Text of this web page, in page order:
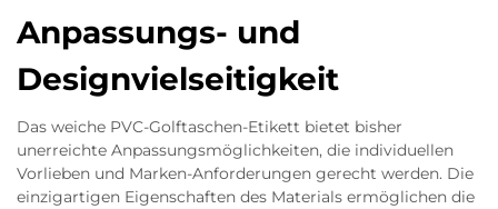
Anpassungs- und
Designvielseitigkeit
Das weiche PVC-Golftaschen-Etikett bietet bisher
unerreichte Anpassungsmöglichkeiten, die individuellen
Vorlieben und Marken-Anforderungen gerecht werden. Die
einzigartigen Eigenschaften des Materials ermöglichen die